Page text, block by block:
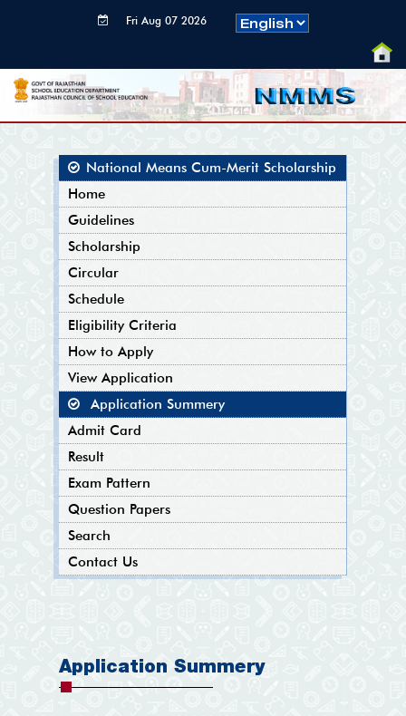
Fri Aug 07 2026
National Means Cum-Merit Scholarship
Home
Guidelines
Scholarship
Circular
Schedule
Eligibility Criteria
How to Apply
View Application
Application Summery
Admit Card
Result
Exam Pattern
Question Papers
Search
Contact Us
Application Summery